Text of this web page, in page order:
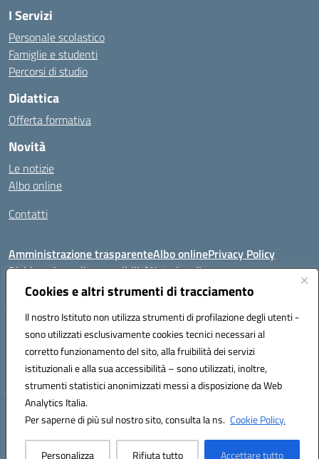
Cookies e altri strumenti di tracciamento
Il nostro Istituto non utilizza strumenti di profilazione degli utenti -
sono utilizzati esclusivamente cookies tecnici necessari al
corretto funzionamento del sito, alla fruibilità dei servizi
istituzionali e alla sua accessibilità – sono utilizzati, inoltre,
strumenti statistici anonimizzati messi a disposizione da Web
Analytics Italia.
Per saperne di più sul nostro sito, consulta la ns. Cookie Policy.
Personalizza Rifiuta tutto Accettare tutto
I Servizi
Personale scolastico
Famiglie e studenti
Percorsi di studio
Didattica
Offerta formativa
Novità
Le notizie
Albo online
Contatti
Amministrazione trasparenteAlbo onlinePrivacy Policy
Dichiarazione di accessibilitàNote legali
VIA FEUDO N.46 - 81024 - Maddaloni (CE) - Tel 0823202821 - Mail:
ceic8al005@istruzione.it - PEC: ceic8al005@pec.istruzione.it
Codice meccanografico: CEIC8AL005 - Codice iPA:icmvm_0 - C.F.
80011470616 - Codice univoco fatturazione elettronica (CUF): UF7XAK
Hosting & Powered by 3D Solution S.r.l.
Concept & Design by Designers Italia